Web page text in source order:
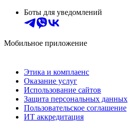
Боты для уведомлений
Мобильное приложение
Этика и комплаенс
Оказание услуг
Использование сайтов
Защита персональных данных
Пользовательское соглашение
ИТ аккредитация